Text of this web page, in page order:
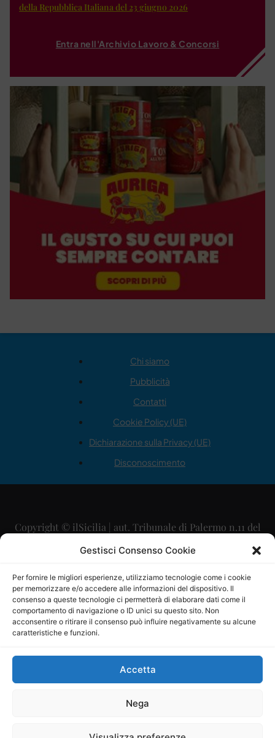
Gestisci Consenso Cookie
Per fornire le migliori esperienze, utilizziamo tecnologie come i cookie
per memorizzare e/o accedere alle informazioni del dispositivo. Il
consenso a queste tecnologie ci permetterà di elaborare dati come il
comportamento di navigazione o ID unici su questo sito. Non
acconsentire o ritirare il consenso può influire negativamente su alcune
caratteristiche e funzioni.
Accetta
Nega
della Repubblica Italiana del 23 giugno 2026
Entra nell'Archivio Lavoro & Concorsi
Chi siamo
Pubblicità
Contatti
Cookie Policy (UE)
Dichiarazione sulla Privacy (UE)
Disconoscimento
Copyright © ilSicilia | aut. Tribunale di Palermo n.11 del
29/09/2015
Direttore Editoriale: Maurizio Scaglione
Direttore Responsabile: Maria Calabrese
P.IVA: 06334930820
Mercurio Comunicazione Società Cooperativa a r.l. è
iscritta al Registro degli Operatori di Comunicazione al